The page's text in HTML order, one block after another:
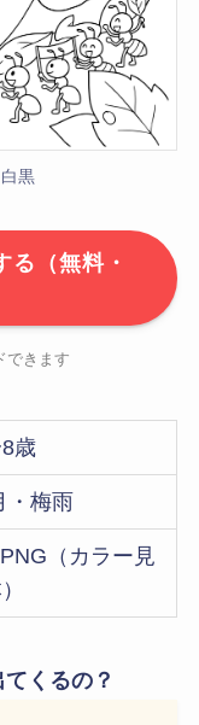
黒
る（無料・
できます
歳
・梅雨
（カラー見
くるの？